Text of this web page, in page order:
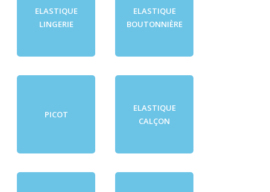
ELASTIQUE
LINGERIE
ELASTIQUE
BOUTONNIÈRE
PICOT
ELASTIQUE
CALÇON